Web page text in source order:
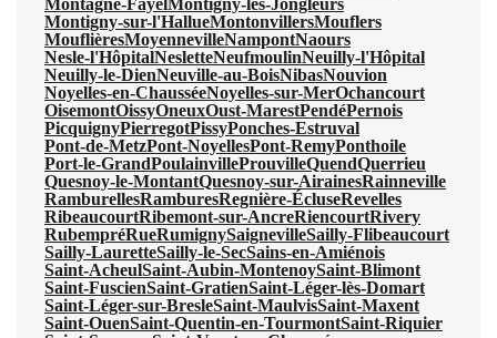
Montagne-FayelMontigny-les-Jongleurs
Montigny-sur-l'HallueMontonvillersMouflers
MouflièresMoyennevilleNampontNaours
Nesle-l'HôpitalNesletteNeufmoulinNeuilly-l'Hôpital
Neuilly-le-DienNeuville-au-BoisNibasNouvion
Noyelles-en-ChausséeNoyelles-sur-MerOchancourt
OisemontOissyOneuxOust-MarestPendéPernois
PicquignyPierregotPissyPonches-Estruval
Pont-de-MetzPont-NoyellesPont-RemyPonthoile
Port-le-GrandPoulainvilleProuvilleQuendQuerrieu
Quesnoy-le-MontantQuesnoy-sur-AirainesRainneville
RamburellesRamburesRegnière-ÉcluseRevelles
RibeaucourtRibemont-sur-AncreRiencourtRivery
RubempréRueRumignySaignevilleSailly-Flibeaucourt
Sailly-LauretteSailly-le-SecSains-en-Amiénois
Saint-AcheulSaint-Aubin-MontenoySaint-Blimont
Saint-FuscienSaint-GratienSaint-Léger-lès-Domart
Saint-Léger-sur-BresleSaint-MaulvisSaint-Maxent
Saint-OuenSaint-Quentin-en-TourmontSaint-Riquier